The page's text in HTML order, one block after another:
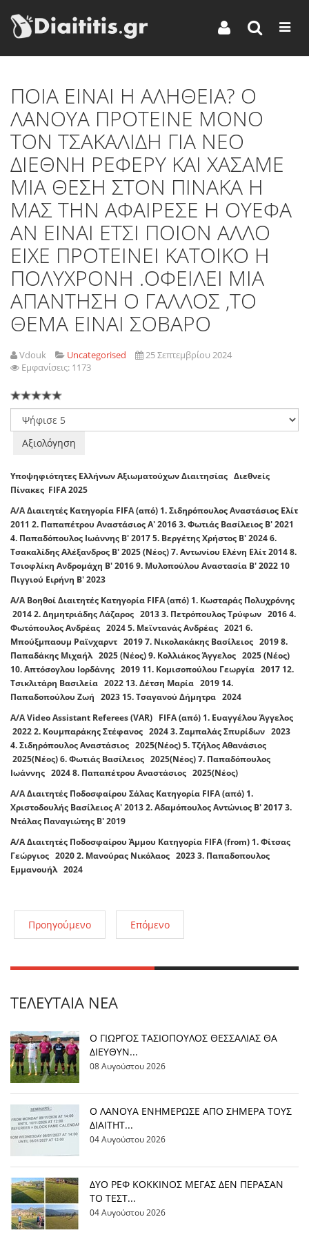
ΠOIA EINAI H AΛΗΘΕΙΑ? Ο
ΛΑΝΟΥΑ ΠΡΟΤΕΙΝΕ ΜΟΝΟ
ΤΟΝ ΤΣΑΚΑΛΙΔΗ ΓΙΑ ΝΕΟ
ΔΙΕΘΝΗ ΡΕΦΕΡΥ ΚΑΙ ΧΑΣΑΜΕ
ΜΙΑ ΘΕΣΗ ΣΤΟΝ ΠΙΝΑΚΑ Η
ΜΑΣ ΤΗΝ ΑΦΑΙΡΕΣΕ Η ΟΥΕΦΑ
ΑΝ ΕΙΝΑΙ ΕΤΣΙ ΠΟΙΟΝ ΑΛΛΟ
ΕΙΧΕ ΠΡΟΤΕΙΝΕΙ ΚΑΤΟΙΚΟ Η
ΠΟΛΥΧΡΟΝΗ .ΟΦΕΙΛΕΙ ΜΙΑ
ΑΠΑΝΤΗΣΗ Ο ΓΑΛΛΟΣ ,ΤΟ
ΘΕΜΑ ΕΙΝΑΙ ΣΟΒΑΡΟ
Vdouk Uncategorised
25 Σεπτεμβρίου 2024
Εμφανίσεις: 1173
Παρακαλώ
αξιολογήστε
Υποψηφιότητες Eλλήνων Αξιωματούχων Διαιτησίας Διεθνείς
Πίνακες FIFA 2025
Α/Α Διαιτητές Κατηγορία FIFA (από) 1. Σιδηρόπουλος Αναστάσιος Ελίτ
2011 2. Παπαπέτρου Αναστάσιος A' 2016 3. Φωτιάς Βασίλειος Β' 2021
4. Παπαδόπουλος Ιωάννης Β' 2017 5. Βεργέτης Χρήστος Β' 2024 6.
Τσακαλίδης Αλέξανδρος Β' 2025 (Nέος) 7. Αντωνίου Ελένη Eλίτ 2014 8.
Τσιοφλίκη Ανδρομάχη Β' 2016 9. Μυλοπούλου Αναστασία Β' 2022 10
Πιγγιού Ειρήνη Β' 2023
Α/Α Βοηθοί Διαιτητές Κατηγορία FIFA (από) 1. Κωσταράς Πολυχρόνης
2014 2. Δημητριάδης Λάζαρος 2013 3. Πετρόπουλος Τρύφων 2016 4.
Φωτόπουλος Ανδρέας 2024 5. Μεϊντανάς Ανδρέας 2021 6.
Μπούξμπαουμ Ραϊνχαρντ 2019 7. Νικολακάκης Βασίλειος 2019 8.
Παπαδάκης Μιχαήλ 2025 (Nέος) 9. Κολλιάκος Άγγελος 2025 (Nέος)
10. Απτόσογλου Ιορδάνης 2019 11. Κομισοπούλου Γεωργία 2017 12.
Τσικλιτάρη Βασιλεία 2022 13. Δέτση Μαρία 2019 14.
Παπαδοπούλου Ζωή 2023 15. Τσαγανού Δήμητρα 2024
Α/Α Video Assistant Referees (VAR) FIFA (από) 1. Ευαγγέλου Άγγελος
2022 2. Κουμπαράκης Στέφανος 2024 3. Ζαμπαλάς Σπυρίδων 2023
4. Σιδηρόπουλος Αναστάσιος 2025(Νέος) 5. Τζήλος Αθανάσιος
2025(Νέος) 6. Φωτιάς Βασίλειος 2025(Νέος) 7. Παπαδόπουλος
Ιωάννης 2024 8. Παπαπέτρου Αναστάσιος 2025(Νέος)
Α/Α Διαιτητές Ποδοσφαίρου Σάλας Κατηγορία FIFA (από) 1.
Χριστοδουλής Βασίλειος Α' 2013 2. Αδαμόπουλος Αντώνιος Β' 2017 3.
Ντάλας Παναγιώτης Β' 2019
Α/Α Διαιτητές Ποδοσφαίρου Άμμου Κατηγορία FIFA (from) 1. Φίτσας
Γεώργιος 2020 2. Μανούρας Νικόλαος 2023 3. Παπαδοπουλος
Εμμανουήλ 2024
Προηγούμενο Επόμενο
ΤΕΛΕΥΤΑΊΑ ΝΈΑ
Ο ΓΙΩΡΓΟΣ ΤΑΣΙΟΠΟΥΛΟΣ ΘΕΣΣΑΛΙΑΣ ΘΑ
ΔΙΕΥΘΥΝ...
08 Αυγούστου 2026
Ο ΛΑΝΟΥΑ ΕΝΗΜΕΡΩΣΕ ΑΠΟ ΣΗΜΕΡΑ ΤΟΥΣ
ΔΙΑΙΤΗΤ...
04 Αυγούστου 2026
ΔΥΟ ΡΕΦ ΚΟΚΚΙΝΟΣ ΜΕΓΑΣ ΔΕΝ ΠΕΡΑΣΑΝ
ΤΟ ΤΕΣΤ...
04 Αυγούστου 2026